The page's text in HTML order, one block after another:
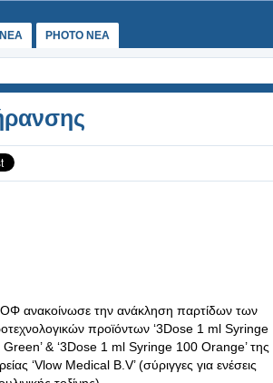
PHOTO NEA
ανακοίνωσε την ανάκληση παρτίδων των
προϊόντων ‘3Dose 1 ml Syringe
Green’ & ‘3Dose 1 ml Syringe 100 Orange’ της
‘Vlow Medical B.V’ (σύριγγες για ενέσεις